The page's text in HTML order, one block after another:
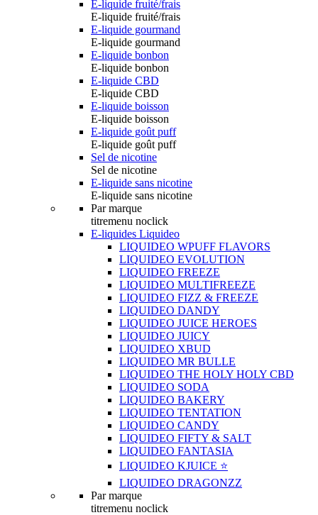
E-liquide fruité/frais
E-liquide fruité/frais
E-liquide gourmand
E-liquide gourmand
E-liquide bonbon
E-liquide bonbon
E-liquide CBD
E-liquide CBD
E-liquide boisson
E-liquide boisson
E-liquide goût puff
E-liquide goût puff
Sel de nicotine
Sel de nicotine
E-liquide sans nicotine
E-liquide sans nicotine
Par marque
titremenu noclick
E-liquides Liquideo
LIQUIDEO WPUFF FLAVORS
LIQUIDEO EVOLUTION
LIQUIDEO FREEZE
LIQUIDEO MULTIFREEZE
LIQUIDEO FIZZ & FREEZE
LIQUIDEO DANDY
LIQUIDEO JUICE HEROES
LIQUIDEO JUICY
LIQUIDEO XBUD
LIQUIDEO MR BULLE
LIQUIDEO THE HOLY HOLY CBD
LIQUIDEO SODA
LIQUIDEO BAKERY
LIQUIDEO TENTATION
LIQUIDEO CANDY
LIQUIDEO FIFTY & SALT
LIQUIDEO FANTASIA
LIQUIDEO KJUICE ⭐️
LIQUIDEO DRAGONZZ
Par marque
titremenu noclick